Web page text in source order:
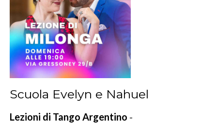
Scuola Evelyn e Nahuel
Lezioni di Tango Argentino -